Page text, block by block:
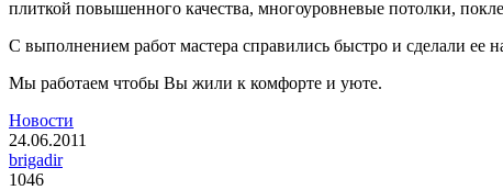
плиткой повышенного качества, многоуровневые потолки,
С выполнением работ мастера справились быстро и сделали ее
Мы работаем чтобы Вы жили к комфорте и уюте.
Новости
24.06.2011
brigadir
1046